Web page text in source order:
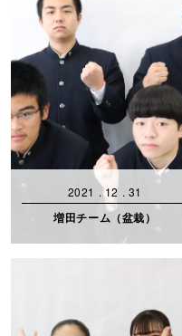
2021 . 12 . 31
増田チーム（盆栽）